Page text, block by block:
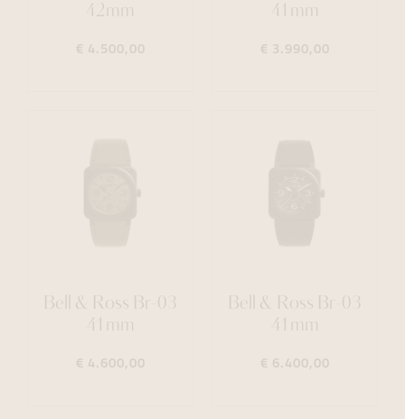
42mm
€ 4.500,00
41mm
€ 3.990,00
Bell & Ross Br-03
41mm
€ 4.600,00
Bell & Ross Br-03
41mm
€ 6.400,00